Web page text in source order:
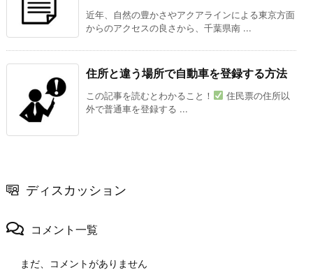
近年、自然の豊かさやアクアラインによる東京方面
からのアクセスの良さから、千葉県南 ...
住所と違う場所で自動車を登録する方法
この記事を読むとわかること！
住民票の住所以
外で普通車を登録する ...
ディスカッション
コメント一覧
まだ、コメントがありません